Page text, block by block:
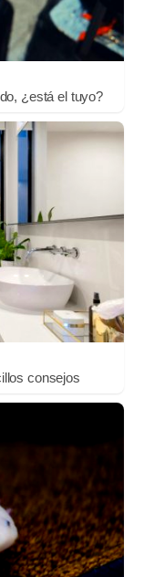
¿está el tuyo?
consejos